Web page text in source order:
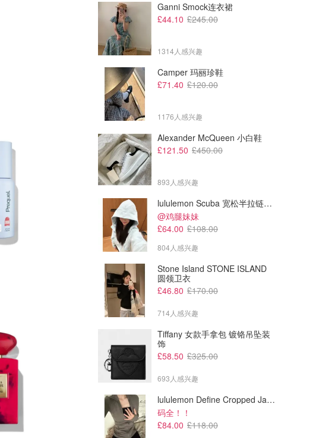
Ganni Smock连衣裙
£44.10 £245.00
1314人感兴趣
Camper 玛丽珍鞋
£71.40 £120.00
1176人感兴趣
Alexander McQueen 小白鞋
£121.50 £450.00
893人感兴趣
lululemon Scuba 宽松半拉链卫衣
@鸡腿妹妹
£64.00 £108.00
804人感兴趣
Stone Island STONE ISLAND
圆领卫衣
£46.80 £170.00
714人感兴趣
Tiffany 女款手拿包 镀铬吊坠装
饰
£58.50 £325.00
693人感兴趣
lululemon Define Cropped Jacket Nulu 短款夹克
码全！！
£84.00 £118.00